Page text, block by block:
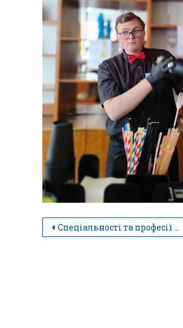
Спеціальності та професії готельно-ресторанного напрямку